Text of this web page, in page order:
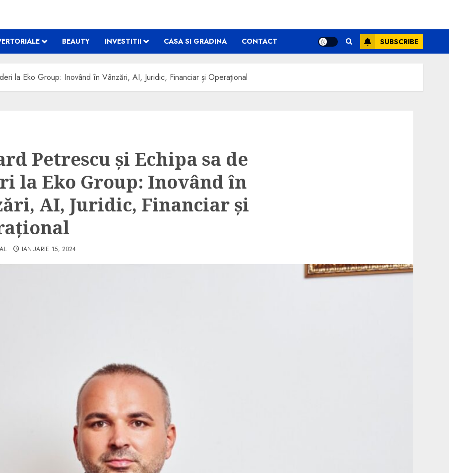
BEAUTY INVESTITII CASA SI GRADINA CONTACT SUBSCRIBE
la Eko Group: Inovând în Vânzări, AI, Juridic, Financiar și Operațional
Petrescu și Echipa sa de
la Eko Group: Inovând în
AI, Juridic, Financiar și
IANUARIE 15, 2024